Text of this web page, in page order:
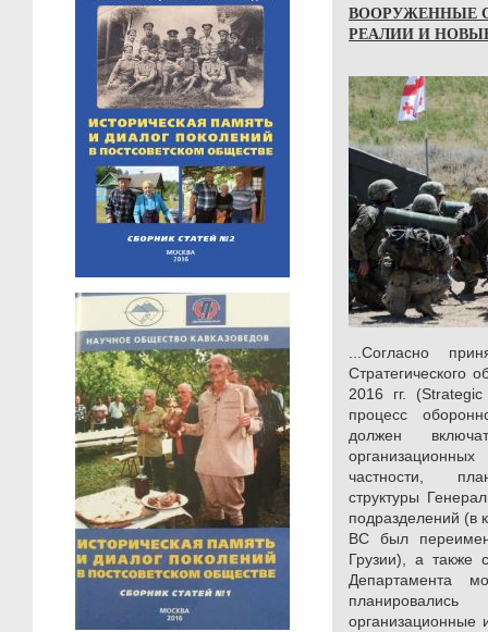
ВООРУЖЕННЫЕ
РЕАЛИИ И
...Согласно
Стратегического
2016 гг.
процесс
должен
частности,
структуры
подразделений (в
ВС был
Грузии), а также
Департамента